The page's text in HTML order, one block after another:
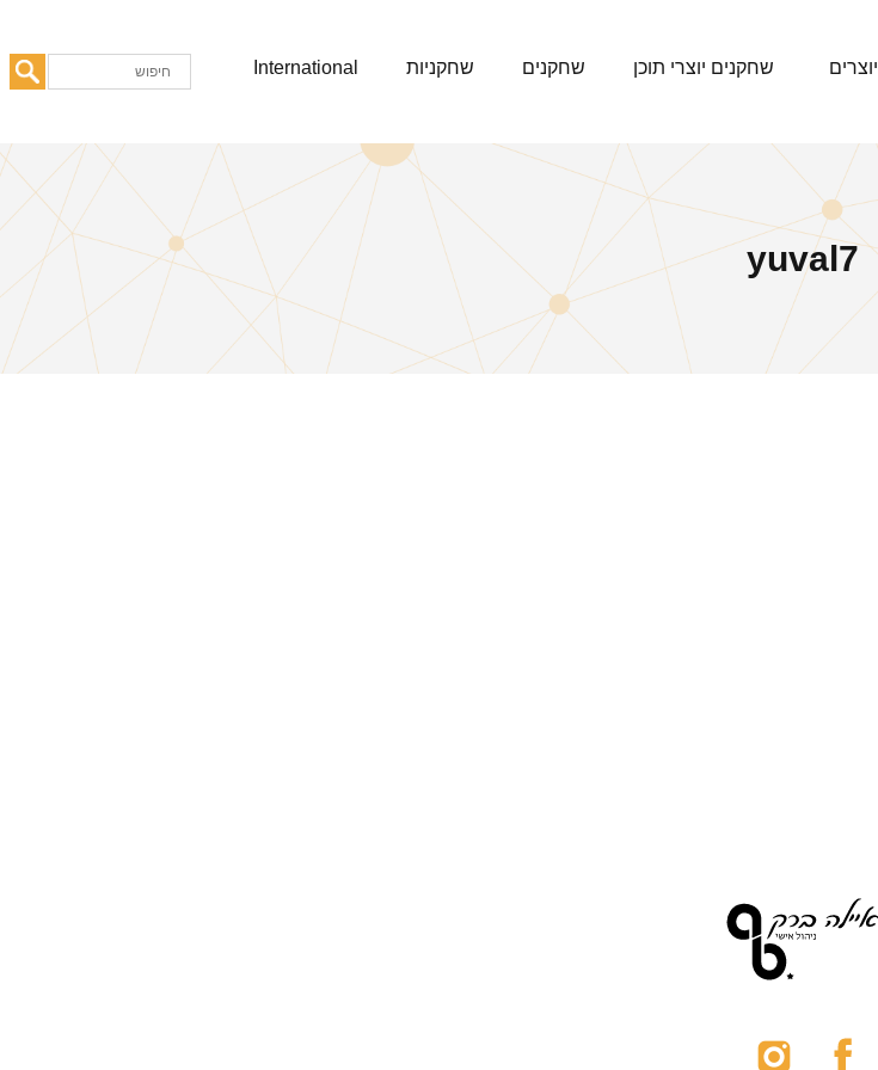
יוצרים שחקנים יוצרי תוכן שחקנים שחקניות International
yuval7